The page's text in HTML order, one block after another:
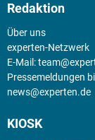
Redaktion
Über uns
experten-Netzwerk
E-Mail:
Pressemeldungen
news@experten.de
KIOSK